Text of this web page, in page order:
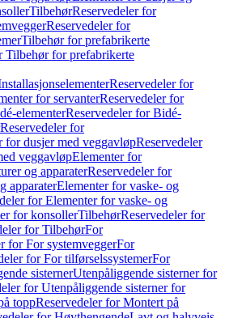
TilbehørReservedeler for
Reservedeler for
Tilbehør for prefabrikerte
Tilbehør for prefabrikerte
Reservedeler for
for servanterReservedeler for
elementerReservedeler for Bidé-
Reservedeler for
for dusjer med veggavløpReservedeler
veggavløpElementer for
og apparaterReservedeler for
apparaterElementer for vaske- og
for Elementer for vaske- og
for konsollerTilbehørReservedeler for
for TilbehørFor
for For systemveggerFor
for For tilførselssystemerFor
sisternerUtenpåliggende sisterner for
for Utenpåliggende sisterner for
toppReservedeler for Montert på